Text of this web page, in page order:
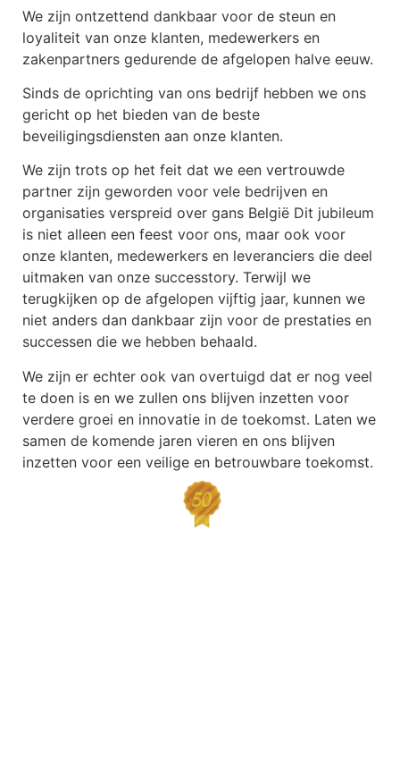
We zijn ontzettend dankbaar voor de steun en
loyaliteit van onze klanten, medewerkers en
zakenpartners gedurende de afgelopen halve eeuw.
Sinds de oprichting van ons bedrijf hebben we ons
gericht op het bieden van de beste
beveiligingsdiensten aan onze klanten.
We zijn trots op het feit dat we een vertrouwde
partner zijn geworden voor vele bedrijven en
organisaties verspreid over gans België Dit jubileum
is niet alleen een feest voor ons, maar ook voor
onze klanten, medewerkers en leveranciers die deel
uitmaken van onze successtory. Terwijl we
terugkijken op de afgelopen vijftig jaar, kunnen we
niet anders dan dankbaar zijn voor de prestaties en
successen die we hebben behaald.
We zijn er echter ook van overtuigd dat er nog veel
te doen is en we zullen ons blijven inzetten voor
verdere groei en innovatie in de toekomst. Laten we
samen de komende jaren vieren en ons blijven
inzetten voor een veilige en betrouwbare toekomst.